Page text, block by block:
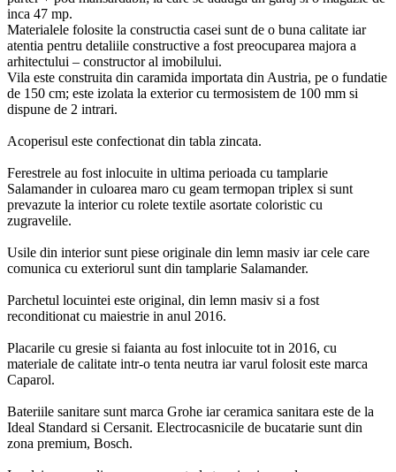
inca 47 mp.
Materialele folosite la constructia casei sunt de o buna calitate iar
atentia pentru detaliile constructive a fost preocuparea majora a
arhitectului – constructor al imobilului.
Vila este construita din caramida importata din Austria, pe o fundatie
de 150 cm; este izolata la exterior cu termosistem de 100 mm si
dispune de 2 intrari.
Acoperisul este confectionat din tabla zincata.
Ferestrele au fost inlocuite in ultima perioada cu tamplarie
Salamander in culoarea maro cu geam termopan triplex si sunt
prevazute la interior cu rolete textile asortate coloristic cu
zugravelile.
Usile din interior sunt piese originale din lemn masiv iar cele care
comunica cu exteriorul sunt din tamplarie Salamander.
Parchetul locuintei este original, din lemn masiv si a fost
reconditionat cu maiestrie in anul 2016.
Placarile cu gresie si faianta au fost inlocuite tot in 2016, cu
materiale de calitate intr-o tenta neutra iar varul folosit este marca
Caparol.
Bateriile sanitare sunt marca Grohe iar ceramica sanitara este de la
Ideal Standard si Cersanit. Electrocasnicile de bucatarie sunt din
zona premium, Bosch.